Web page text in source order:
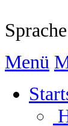
Menü